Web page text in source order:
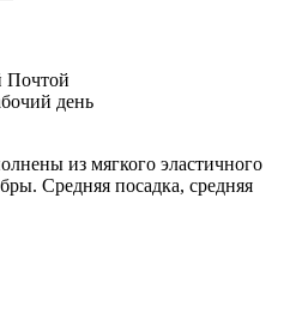
Почтой
день
из мягкого эластичного
Средняя посадка, средняя